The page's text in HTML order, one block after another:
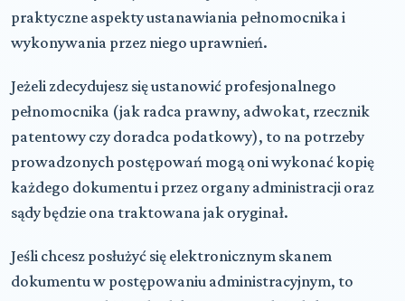
praktyczne aspekty ustanawiania pełnomocnika i
wykonywania przez niego uprawnień.
Jeżeli zdecydujesz się ustanowić profesjonalnego
pełnomocnika (jak radca prawny, adwokat, rzecznik
patentowy czy doradca podatkowy), to na potrzeby
prowadzonych postępowań mogą oni wykonać kopię
każdego dokumentu i przez organy administracji oraz
sądy będzie ona traktowana jak oryginał.
Jeśli chcesz posłużyć się elektronicznym skanem
dokumentu w postępowaniu administracyjnym, to